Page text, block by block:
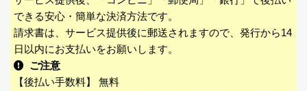
できる安心・簡単な決済方法です。
請求書は、サービス提供後に郵送されますので、発行から14
日以内にお支払いをお願いします。
ご注意
【後払い手数料】 無料